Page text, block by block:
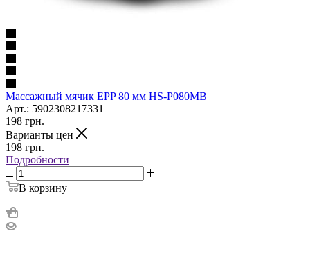
Массажный мячик EPP 80 мм HS-P080MB
Арт.: 5902308217331
198 грн.
Варианты цен
198 грн.
Подробности
В корзину